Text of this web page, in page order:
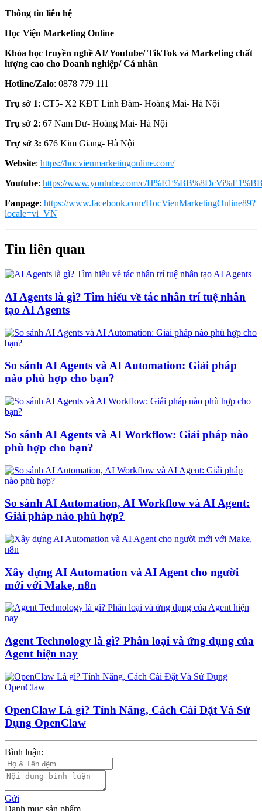
Thông tin liên hệ
Học Viện Marketing Online
Khóa học truyền nghề AI/ Youtube/ TikTok và Marketing chất
lượng cao cho Doanh nghiệp/ Cá nhân
Hotline/Zalo: 0878 779 111
Trụ sở 1: CT5- X2 KĐT Linh Đàm- Hoàng Mai- Hà Nội
Trụ sở 2: 67 Nam Dư- Hoàng Mai- Hà Nội
Trự sở 3: 676 Kim Giang- Hà Nội
Website: https://hocvienmarketingonline.com/
Youtube: https://www.youtube.com/c/
Fanpage: https://www.facebook.com/HocVienMarketingOnline89?
locale=vi_VN
Tin liên quan
AI Agents là gì? Tìm hiểu về tác nhân trí tuệ nhân
tạo AI Agents
So sánh AI Agents và AI Automation: Giải pháp
nào phù hợp cho bạn?
So sánh AI Agents và AI Workflow: Giải pháp nào
phù hợp cho bạn?
So sánh AI Automation, AI Workflow và AI Agent:
Giải pháp nào phù hợp?
Xây dựng AI Automation và AI Agent cho người
mới với Make, n8n
Agent Technology là gì? Phân loại và ứng dụng của
Agent hiện nay
OpenClaw Là gì? Tính Năng, Cách Cài Đặt Và Sử
Dụng OpenClaw
Bình luận:
Gửi